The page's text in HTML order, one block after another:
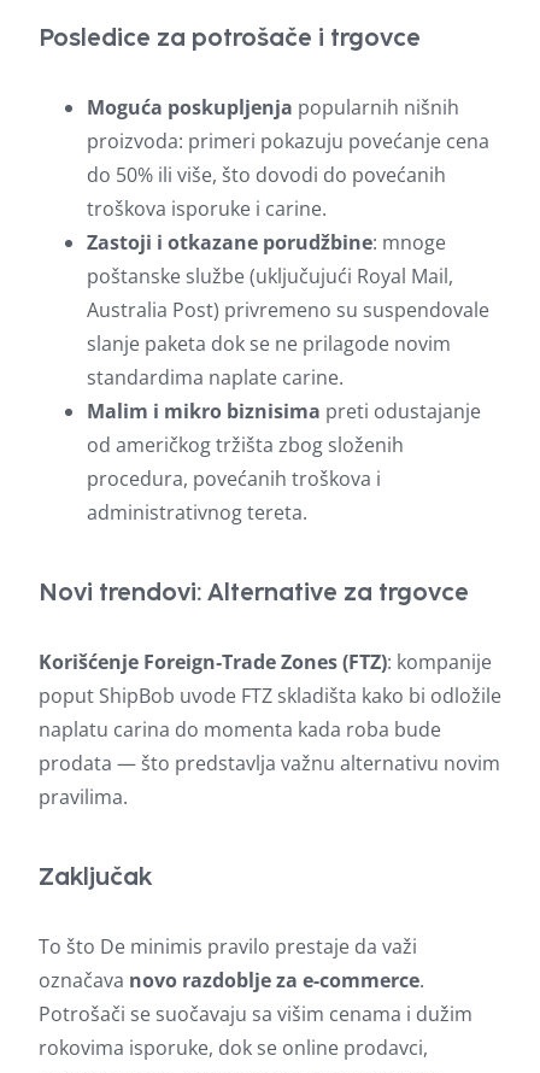
Posledice za potrošače i trgovce
Moguća poskupljenja popularnih nišnih
proizvoda: primeri pokazuju povećanje cena
do 50% ili više, što dovodi do povećanih
troškova isporuke i carine.
Zastoji i otkazane porudžbine: mnoge
poštanske službe (uključujući Royal Mail,
Australia Post) privremeno su suspendovale
slanje paketa dok se ne prilagode novim
standardima naplate carine.
Malim i mikro biznisima preti odustajanje
od američkog tržišta zbog složenih
procedura, povećanih troškova i
administrativnog tereta.
Novi trendovi: Alternative za trgovce
Korišćenje Foreign‑Trade Zones (FTZ): kompanije
poput ShipBob uvode FTZ skladišta kako bi odložile
naplatu carina do momenta kada roba bude
prodata — što predstavlja važnu alternativu novim
pravilima.
Zaključak
To što De minimis pravilo prestaje da važi
označava novo razdoblje za e-commerce.
Potrošači se suočavaju sa višim cenama i dužim
rokovima isporuke, dok se online prodavci,